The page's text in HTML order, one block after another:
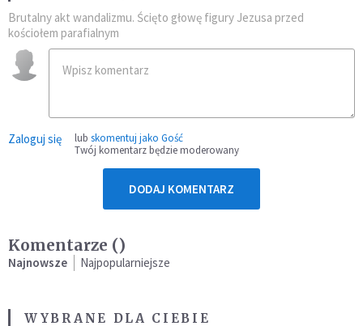
Brutalny akt wandalizmu. Ścięto głowę figury Jezusa przed
kościołem parafialnym
Zaloguj się lub skomentuj jako Gość
Twój komentarz będzie moderowany
DODAJ KOMENTARZ
Komentarze ()
Najnowsze Najpopularniejsze
WYBRANE DLA CIEBIE